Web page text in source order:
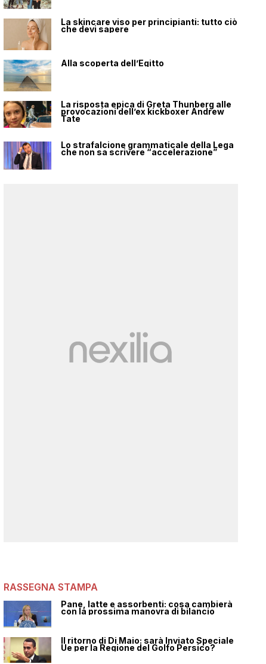
La skincare viso per principianti: tutto ciò
che devi sapere
Alla scoperta dell’Egitto
La risposta epica di Greta Thunberg alle
provocazioni dell’ex kickboxer Andrew
Tate
Lo strafalcione grammaticale della Lega
che non sa scrivere “accelerazione”
RASSEGNA STAMPA
Pane, latte e assorbenti: cosa cambierà
con la prossima manovra di bilancio
Il ritorno di Di Maio: sarà Inviato Speciale
Ue per la Regione del Golfo Persico?